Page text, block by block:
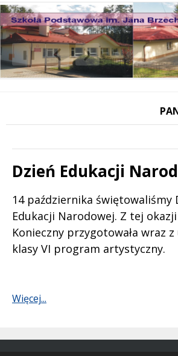
Poprzedni Element
Następny Element
❚❚
Dzień Edukacji
Treść
14 października świętowaliśmy
Edukacji Narodowej. Z tej
Konieczny przygotowała wraz
klasy VI program artystyczny.
Więcej...